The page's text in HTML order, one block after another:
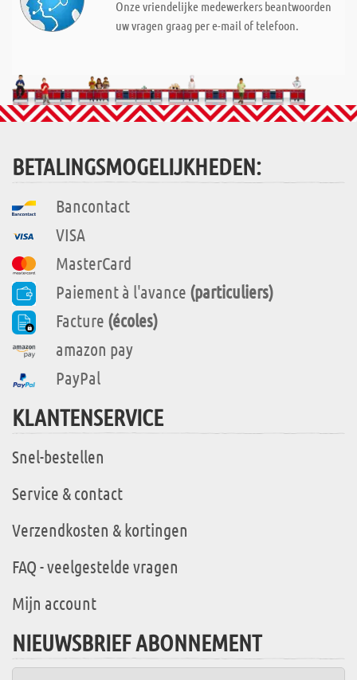
Onze vriendelijke medewerkers beantwoorden
uw vragen graag per e-mail of telefoon.
BETALINGSMOGELIJKHEDEN:
Bancontact
VISA
MasterCard
Paiement à l'avance (particuliers)
Facture (écoles)
amazon pay
PayPal
KLANTENSERVICE
Snel-bestellen
Service & contact
Verzendkosten & kortingen
FAQ - veelgestelde vragen
Mijn account
NIEUWSBRIEF ABONNEMENT